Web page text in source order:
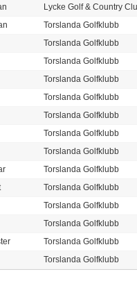
Torslanda Golfklubb
Torslanda Golfklubb
Torslanda Golfklubb
Torslanda Golfklubb
Torslanda Golfklubb
Torslanda Golfklubb
Torslanda Golfklubb
Torslanda Golfklubb
Torslanda Golfklubb
Torslanda Golfklubb
Torslanda Golfklubb
Torslanda Golfklubb
Torslanda Golfklubb
Torslanda Golfklubb